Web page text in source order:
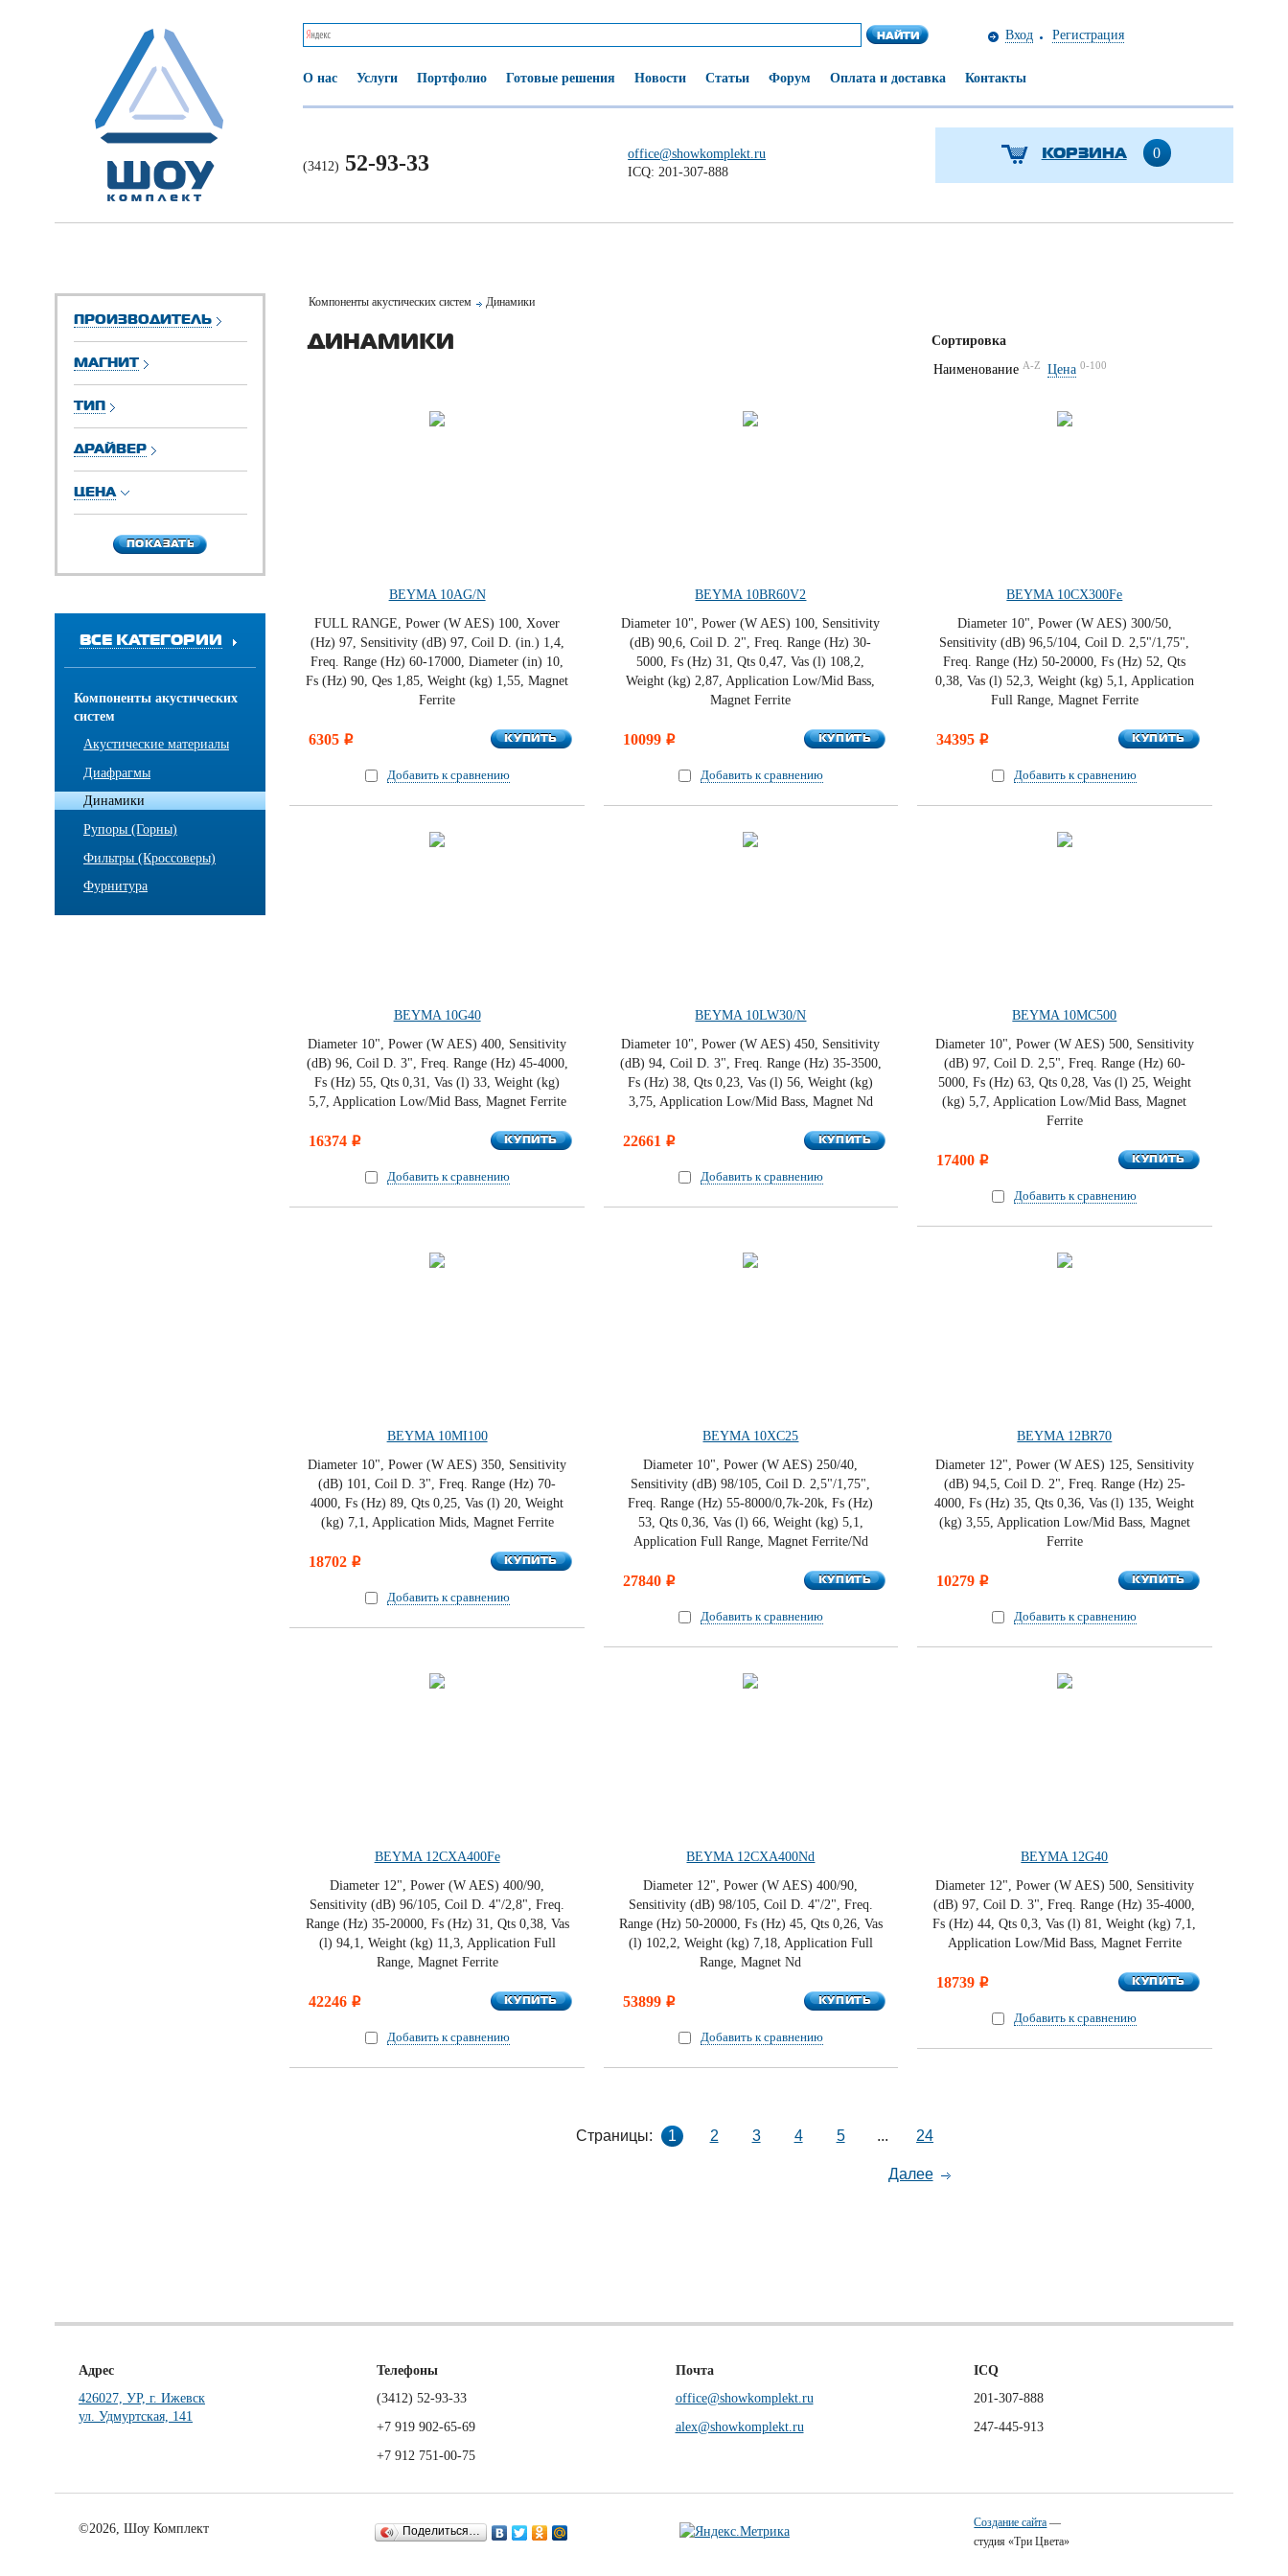
Вход Регистрация
О нас Услуги Портфолио Готовые решения Новости Статьи Форум Оплата и доставка Контакты
(3412) 52-93-33
office@showkomplekt.ru
ICQ: 201-307-888
КОРЗИНА 0
ПРОИЗВОДИТЕЛЬ
МАГНИТ
ТИП
ДРАЙВЕР
ЦЕНА
ПОКАЗАТЬ
ПОКАЗАТЬ
ВСЕ КАТЕГОРИИ
Компоненты акустических
систем
Акустические материалы
Диафрагмы
Динамики
Рупоры (Горны)
Фильтры (Кроссоверы)
Фурнитура
Компоненты акустических систем Динамики
ДИНАМИКИ
Сортировка
Наименование A-Z Цена 0-100
BEYMA 10AG/N
FULL RANGE, Power (W AES) 100, Xover
(Hz) 97, Sensitivity (dB) 97, Coil D. (in.) 1,4,
Freq. Range (Hz) 60-17000, Diameter (in) 10,
Fs (Hz) 90, Qes 1,85, Weight (kg) 1,55, Magnet
Ferrite
6305 i КУПИТЬ
КУПИТЬ
Добавить к сравнению
BEYMA 10BR60V2
Diameter 10", Power (W AES) 100, Sensitivity
(dB) 90,6, Coil D. 2", Freq. Range (Hz) 30-
5000, Fs (Hz) 31, Qts 0,47, Vas (l) 108,2,
Weight (kg) 2,87, Application Low/Mid Bass,
Magnet Ferrite
10099 i КУПИТЬ
КУПИТЬ
Добавить к сравнению
BEYMA 10CX300Fe
Diameter 10", Power (W AES) 300/50,
Sensitivity (dB) 96,5/104, Coil D. 2,5"/1,75",
Freq. Range (Hz) 50-20000, Fs (Hz) 52, Qts
0,38, Vas (l) 52,3, Weight (kg) 5,1, Application
Full Range, Magnet Ferrite
34395 i КУПИТЬ
КУПИТЬ
Добавить к сравнению
BEYMA 10G40
Diameter 10", Power (W AES) 400, Sensitivity
(dB) 96, Coil D. 3", Freq. Range (Hz) 45-4000,
Fs (Hz) 55, Qts 0,31, Vas (l) 33, Weight (kg)
5,7, Application Low/Mid Bass, Magnet Ferrite
16374 i КУПИТЬ
КУПИТЬ
Добавить к сравнению
BEYMA 10LW30/N
Diameter 10", Power (W AES) 450, Sensitivity
(dB) 94, Coil D. 3", Freq. Range (Hz) 35-3500,
Fs (Hz) 38, Qts 0,23, Vas (l) 56, Weight (kg)
3,75, Application Low/Mid Bass, Magnet Nd
22661 i КУПИТЬ
КУПИТЬ
Добавить к сравнению
BEYMA 10MC500
Diameter 10", Power (W AES) 500, Sensitivity
(dB) 97, Coil D. 2,5", Freq. Range (Hz) 60-
5000, Fs (Hz) 63, Qts 0,28, Vas (l) 25, Weight
(kg) 5,7, Application Low/Mid Bass, Magnet
Ferrite
17400 i КУПИТЬ
КУПИТЬ
Добавить к сравнению
BEYMA 10MI100
Diameter 10", Power (W AES) 350, Sensitivity
(dB) 101, Coil D. 3", Freq. Range (Hz) 70-
4000, Fs (Hz) 89, Qts 0,25, Vas (l) 20, Weight
(kg) 7,1, Application Mids, Magnet Ferrite
18702 i КУПИТЬ
КУПИТЬ
Добавить к сравнению
BEYMA 10XC25
Diameter 10", Power (W AES) 250/40,
Sensitivity (dB) 98/105, Coil D. 2,5"/1,75",
Freq. Range (Hz) 55-8000/0,7k-20k, Fs (Hz)
53, Qts 0,36, Vas (l) 66, Weight (kg) 5,1,
Application Full Range, Magnet Ferrite/Nd
27840 i КУПИТЬ
КУПИТЬ
Добавить к сравнению
BEYMA 12BR70
Diameter 12", Power (W AES) 125, Sensitivity
(dB) 94,5, Coil D. 2", Freq. Range (Hz) 25-
4000, Fs (Hz) 35, Qts 0,36, Vas (l) 135, Weight
(kg) 3,55, Application Low/Mid Bass, Magnet
Ferrite
10279 i КУПИТЬ
КУПИТЬ
Добавить к сравнению
BEYMA 12CXA400Fe
Diameter 12", Power (W AES) 400/90,
Sensitivity (dB) 96/105, Coil D. 4"/2,8", Freq.
Range (Hz) 35-20000, Fs (Hz) 31, Qts 0,38, Vas
(l) 94,1, Weight (kg) 11,3, Application Full
Range, Magnet Ferrite
42246 i КУПИТЬ
КУПИТЬ
Добавить к сравнению
BEYMA 12CXA400Nd
Diameter 12", Power (W AES) 400/90,
Sensitivity (dB) 98/105, Coil D. 4"/2", Freq.
Range (Hz) 50-20000, Fs (Hz) 45, Qts 0,26, Vas
(l) 102,2, Weight (kg) 7,18, Application Full
Range, Magnet Nd
53899 i КУПИТЬ
КУПИТЬ
Добавить к сравнению
BEYMA 12G40
Diameter 12", Power (W AES) 500, Sensitivity
(dB) 97, Coil D. 3", Freq. Range (Hz) 35-4000,
Fs (Hz) 44, Qts 0,3, Vas (l) 81, Weight (kg) 7,1,
Application Low/Mid Bass, Magnet Ferrite
18739 i КУПИТЬ
КУПИТЬ
Добавить к сравнению
Страницы: 1 2 3 4 5 ... 24
Далее
Адрес
426027, УР, г. Ижевск
ул. Удмуртская, 141
Телефоны
(3412) 52-93-33
+7 919 902-65-69
+7 912 751-00-75
Почта
office@showkomplekt.ru
alex@showkomplekt.ru
ICQ
201-307-888
247-445-913
©2026, Шоу Комплект Поделиться…
Создание сайта —
студия «Три Цвета»